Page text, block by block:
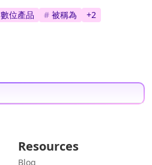
數位產品 # 被稱為 +2
Resources
Blog